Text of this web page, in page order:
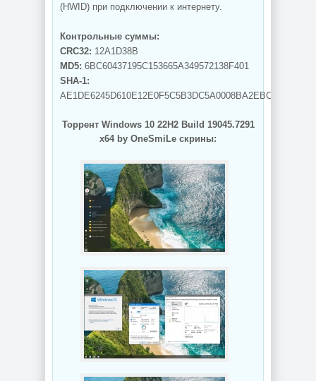
(HWID) при подключении к интернету.
Контрольные суммы:
CRC32: 12A1D38B
MD5: 6BC60437195C153665A349572138F401
SHA-1:
AE1DE6245D610E12E0F5C5B3DC5A0008BA2EBC87
Торрент Windows 10 22H2 Build 19045.7291
x64 by OneSmiLe скрины: